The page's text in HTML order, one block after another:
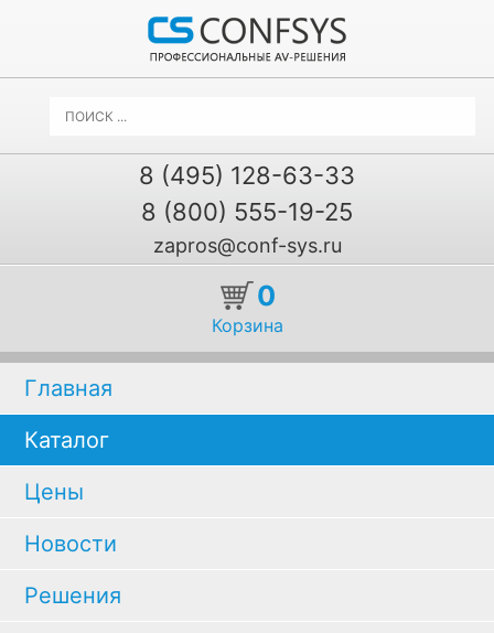
8 (495) 128-63-33
8 (800) 555-19-25
zapros@conf-sys.ru
0
Корзина
Главная
Каталог
Цены
Новости
Решения